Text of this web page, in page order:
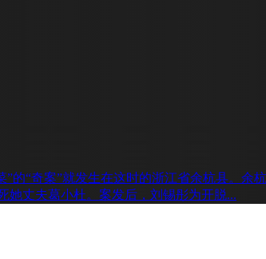
“奇案”就发生在这时的浙江省余杭县。余
她丈夫葛小杜。案发后，刘锡彤为开脱...